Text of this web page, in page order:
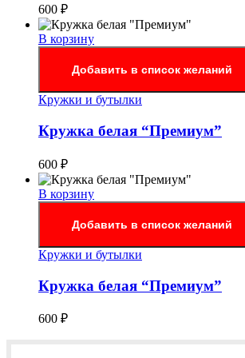
600 ₽
В корзину
Добавить в список желаний
Кружки и бутылки
Кружка белая “Премиум”
600 ₽
В корзину
Добавить в список желаний
Кружки и бутылки
Кружка белая “Премиум”
600 ₽